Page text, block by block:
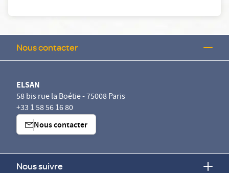
Nous contacter
ELSAN
58 bis rue la Boétie - 75008 Paris
+33 1 58 56 16 80
Nous contacter
Nous suivre